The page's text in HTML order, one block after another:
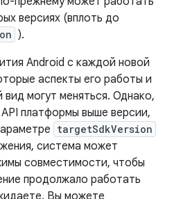
версиях (вплоть до
).
Android с каждой новой
аспекты его работы и
могут меняться. Однако,
платформы выше версии,
targetSdkVersion
система может
совместимости, чтобы
продолжало работать
Вы можете